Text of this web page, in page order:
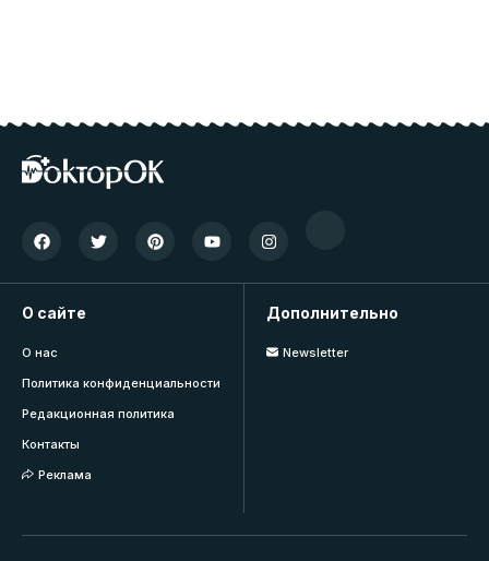
О сайте
О нас
Политика конфиденциальности
Редакционная политика
Контакты
Реклама
Дополнительно
Newsletter